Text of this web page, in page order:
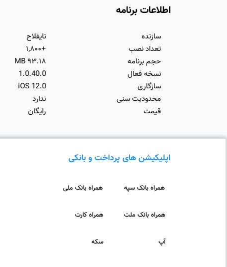
اطلاعات برنامه
نایفلاح
+۱,۸۰۰
۹۳.۱۸ MB
1.0.40.0
iOS 12.0
ندارد
رایگان
سازنده
تعداد نصب
حجم برنامه
نسخه فعال
سازگاری
محدودیت سنی
قیمت
اپلیکیشن های پرداخت و بانکی
همراه بانک ملی همراه بانک سپه
همراه کارت همراه بانک ملت
سکه آپ